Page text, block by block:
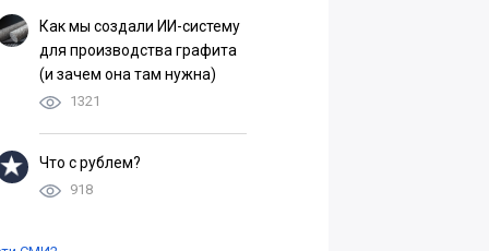
Как мы создали ИИ-систему
для производства графита
(и зачем она там нужна)
1321
Что с рублем?
918